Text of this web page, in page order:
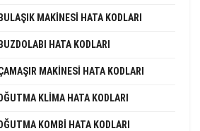
MAKINESI HATA KODLARI
HATA KODLARI
MAKINESI HATA KODLARI
KLIMA HATA KODLARI
KOMBI HATA KODLARI